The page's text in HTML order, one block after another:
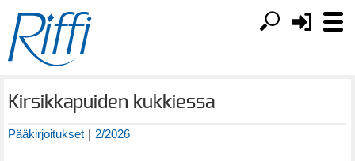
Kirsikkapuiden kukkiessa
Pääkirjoitukset | 2/2026